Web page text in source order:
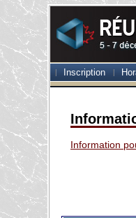
Inscription
Information